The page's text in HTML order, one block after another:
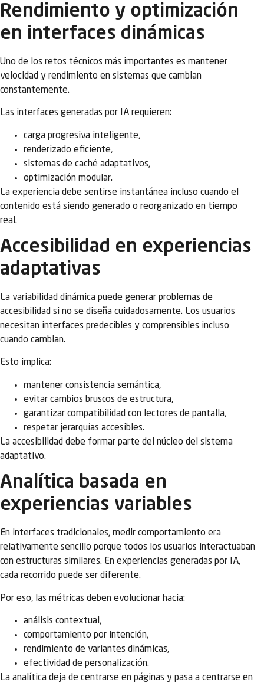
Rendimiento y optimización
en interfaces dinámicas
Uno de los retos técnicos más importantes es mantener
velocidad y rendimiento en sistemas que cambian
constantemente.
Las interfaces generadas por IA requieren:
carga progresiva inteligente,
renderizado eficiente,
sistemas de caché adaptativos,
optimización modular.
La experiencia debe sentirse instantánea incluso cuando el
contenido está siendo generado o reorganizado en tiempo
real.
Accesibilidad en experiencias
adaptativas
La variabilidad dinámica puede generar problemas de
accesibilidad si no se diseña cuidadosamente. Los usuarios
necesitan interfaces predecibles y comprensibles incluso
cuando cambian.
Esto implica:
mantener consistencia semántica,
evitar cambios bruscos de estructura,
garantizar compatibilidad con lectores de pantalla,
respetar jerarquías accesibles.
La accesibilidad debe formar parte del núcleo del sistema
adaptativo.
Analítica basada en
experiencias variables
En interfaces tradicionales, medir comportamiento era
relativamente sencillo porque todos los usuarios interactuaban
con estructuras similares. En experiencias generadas por IA,
cada recorrido puede ser diferente.
Por eso, las métricas deben evolucionar hacia:
análisis contextual,
comportamiento por intención,
rendimiento de variantes dinámicas,
efectividad de personalización.
La analítica deja de centrarse en páginas y pasa a centrarse en